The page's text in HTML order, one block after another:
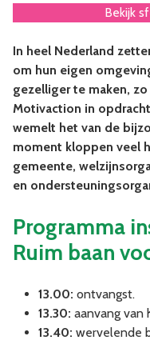
Bekijk
In heel Nederland
om hun eigen
gezelliger te maken,
Motivaction in
wemelt het van de
moment kloppen veel
gemeente,
en
Programma
Ruim baan
13.00: ontvangst.
13.30: aanvang van
13.40: wervelende